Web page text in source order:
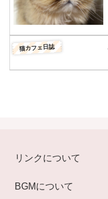
猫カフェ日誌
リンクについて
BGMについて